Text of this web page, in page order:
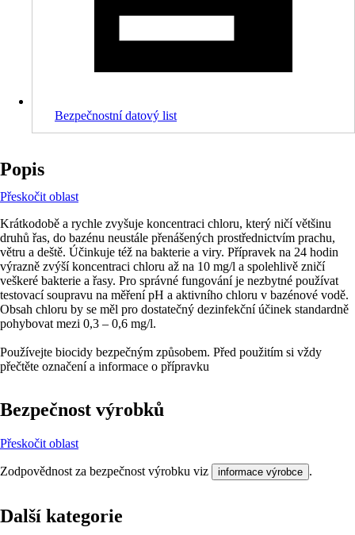
Bezpečnostní datový list
Popis
Přeskočit oblast
Krátkodobě a rychle zvyšuje koncentraci chloru, který ničí většinu
druhů řas, do bazénu neustále přenášených prostřednictvím prachu,
větru a deště. Účinkuje též na bakterie a viry. Přípravek na 24 hodin
výrazně zvýší koncentraci chloru až na 10 mg/l a spolehlivě zničí
veškeré bakterie a řasy. Pro správné fungování je nezbytné používat
testovací soupravu na měření pH a aktivního chloru v bazénové vodě.
Obsah chloru by se měl pro dostatečný dezinfekční účinek standardně
pohybovat mezi 0,3 – 0,6 mg/l.
Používejte biocidy bezpečným způsobem. Před použitím si vždy
přečtěte označení a informace o přípravku
Bezpečnost výrobků
Přeskočit oblast
Zodpovědnost za bezpečnost výrobku viz informace výrobce .
Další kategorie